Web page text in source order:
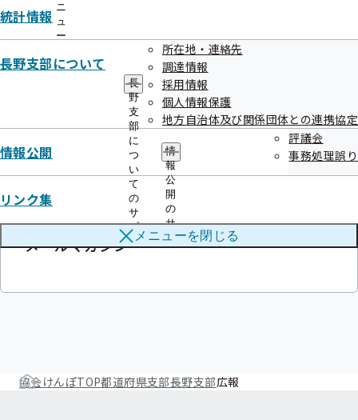
ニ
ュ
ー
統計情報
長野支部について
長
野
支
部
に
つ
い
て
の
サ
ブ
メ
所在地・連絡先
調達情報
採用情報
個人情報保護
地方自治体及び関係団体との連携協定
情報公開
情
報
公
開
の
サ
ブ
メ
ー
評議会
事務処理誤り
リンク集
メニューを閉じる
長野支部公式LINE
申請書作成にかかる注意点をご紹介し
ます！
メールマガジン
協会けんぽTOP都道府県支部長野支部広報